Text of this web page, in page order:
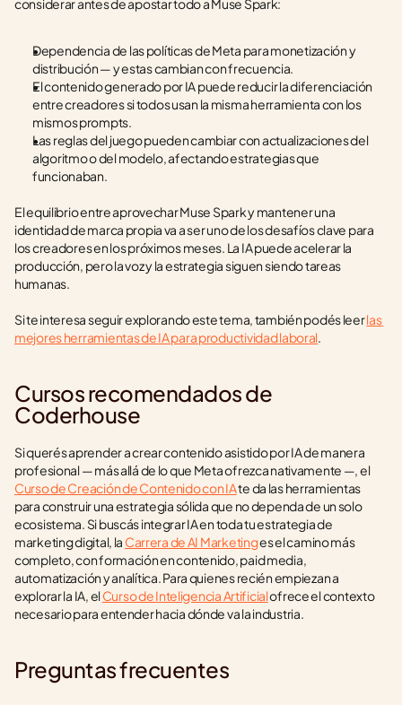
considerar antes de apostar todo a Muse Spark:
Dependencia de las políticas de Meta para monetización y
distribución — y estas cambian con frecuencia.
El contenido generado por IA puede reducir la diferenciación
entre creadores si todos usan la misma herramienta con los
mismos prompts.
Las reglas del juego pueden cambiar con actualizaciones del
algoritmo o del modelo, afectando estrategias que
funcionaban.
El equilibrio entre aprovechar Muse Spark y mantener una
identidad de marca propia va a ser uno de los desafíos clave para
los creadores en los próximos meses. La IA puede acelerar la
producción, pero la voz y la estrategia siguen siendo tareas
humanas.
Si te interesa seguir explorando este tema, también podés leer las
mejores herramientas de IA para productividad laboral.
Cursos recomendados de
Coderhouse
Si querés aprender a crear contenido asistido por IA de manera
profesional — más allá de lo que Meta ofrezca nativamente —, el
Curso de Creación de Contenido con IA te da las herramientas
para construir una estrategia sólida que no dependa de un solo
ecosistema. Si buscás integrar IA en toda tu estrategia de
marketing digital, la Carrera de AI Marketing es el camino más
completo, con formación en contenido, paid media,
automatización y analítica. Para quienes recién empiezan a
explorar la IA, el Curso de Inteligencia Artificial ofrece el contexto
necesario para entender hacia dónde va la industria.
Preguntas frecuentes